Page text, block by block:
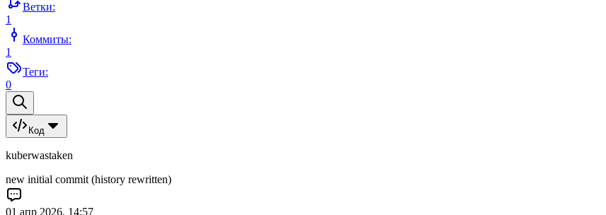
Ветки:
1
Коммиты:
1
Теги:
0
Код
kuberwastaken
new initial commit (history rewritten)
01 апр 2026, 14:57